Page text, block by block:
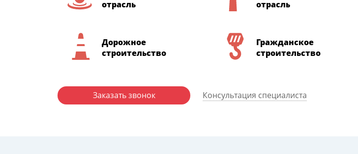
отрасль
отрасль
Дорожное
строительство
Гражданское
строительство
Заказать звонок Консультация специалиста